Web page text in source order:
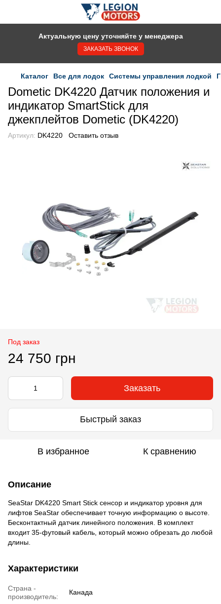
Актуальную цену уточняйте у менеджера
ЗАКАЗАТЬ ЗВОНОК
Каталог Все для лодок Системы управления лодкой
Dometic DK4220 Датчик положения и
индикатор SmartStick для
джекплейтов Dometic (DK4220)
Артикул: DK4220 Оставить отзыв
Под заказ
24 750 грн
Заказать
Быстрый заказ
В избранное К сравнению
Описание
SeaStar DK4220 Smart Stick сенсор и индикатор уровня для
лифтов SeaStar обеспечивает точную информацию о высоте.
Бесконтактный датчик линейного положения. В комплект
входит 35-футовый кабель, который можно обрезать до любой
длины.
Характеристики
Страна -
производитель:
Канада